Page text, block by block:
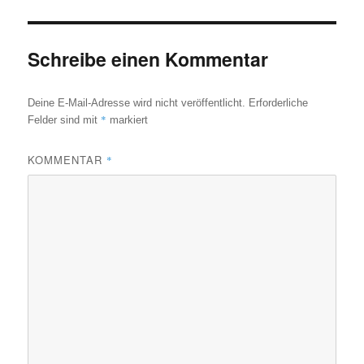
Schreibe einen Kommentar
Deine E-Mail-Adresse wird nicht veröffentlicht. Erforderliche
Felder sind mit * markiert
KOMMENTAR *